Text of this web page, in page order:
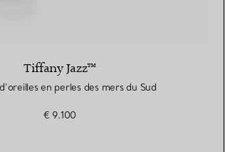
Tiffany Jazz™
en perles des mers du Sud
€ 9.100